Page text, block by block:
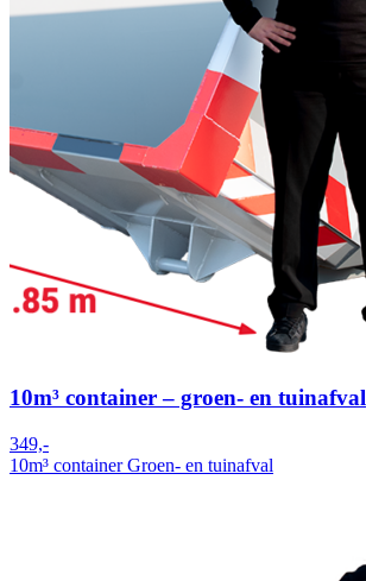
10m³ container – groen- en tuinafval
349,-
10m³ containerGroen- en tuinafval